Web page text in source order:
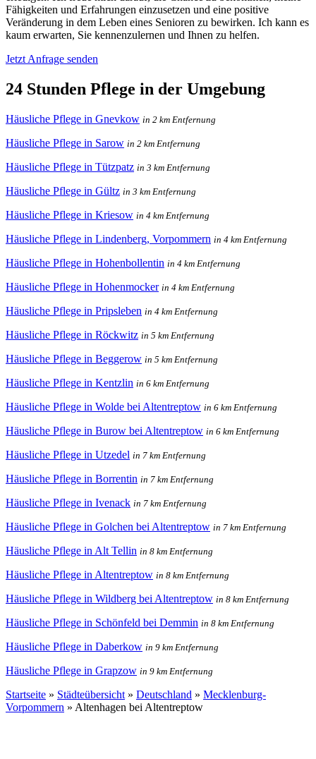
Fähigkeiten und Erfahrungen einzusetzen und eine positive
Veränderung in dem Leben eines Senioren zu bewirken. Ich kann es
kaum erwarten, Sie kennenzulernen und Ihnen zu helfen.
Jetzt Anfrage senden
24 Stunden Pflege in der Umgebung
Häusliche Pflege in Gnevkow in 2 km Entfernung
Häusliche Pflege in Sarow in 2 km Entfernung
Häusliche Pflege in Tützpatz in 3 km Entfernung
Häusliche Pflege in Gültz in 3 km Entfernung
Häusliche Pflege in Kriesow in 4 km Entfernung
Häusliche Pflege in Lindenberg, Vorpommern in 4 km Entfernung
Häusliche Pflege in Hohenbollentin in 4 km Entfernung
Häusliche Pflege in Hohenmocker in 4 km Entfernung
Häusliche Pflege in Pripsleben in 4 km Entfernung
Häusliche Pflege in Röckwitz in 5 km Entfernung
Häusliche Pflege in Beggerow in 5 km Entfernung
Häusliche Pflege in Kentzlin in 6 km Entfernung
Häusliche Pflege in Wolde bei Altentreptow in 6 km Entfernung
Häusliche Pflege in Burow bei Altentreptow in 6 km Entfernung
Häusliche Pflege in Utzedel in 7 km Entfernung
Häusliche Pflege in Borrentin in 7 km Entfernung
Häusliche Pflege in Ivenack in 7 km Entfernung
Häusliche Pflege in Golchen bei Altentreptow in 7 km Entfernung
Häusliche Pflege in Alt Tellin in 8 km Entfernung
Häusliche Pflege in Altentreptow in 8 km Entfernung
Häusliche Pflege in Wildberg bei Altentreptow in 8 km Entfernung
Häusliche Pflege in Schönfeld bei Demmin in 8 km Entfernung
Häusliche Pflege in Daberkow in 9 km Entfernung
Häusliche Pflege in Grapzow in 9 km Entfernung
Startseite » Städteübersicht » Deutschland » Mecklenburg-
Vorpommern » Altenhagen bei Altentreptow